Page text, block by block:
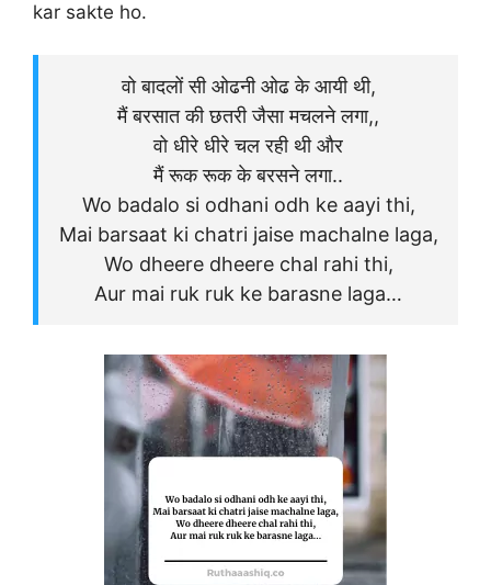
kar sakte ho.
वो बादलों सी ओढनी ओढ के आयी थी,
मैं बरसात की छतरी जैसा मचलने लगा,,
वो धीरे धीरे चल रही थी और
मैं रूक रूक के बरसने लगा..
Wo badalo si odhani odh ke aayi thi,
Mai barsaat ki chatri jaise machalne laga,
Wo dheere dheere chal rahi thi,
Aur mai ruk ruk ke barasne laga…